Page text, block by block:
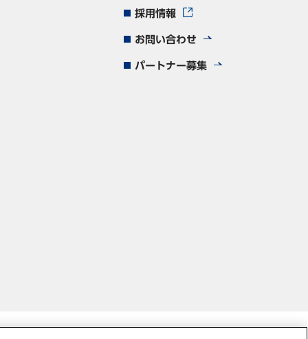
採用情報
お問い合わせ
パートナー募集